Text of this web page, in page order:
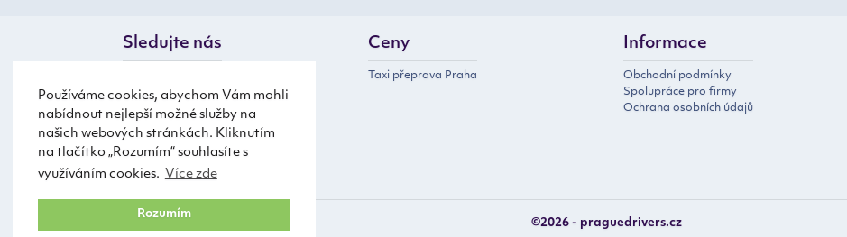
Používáme cookies, abychom Vám mohli
nabídnout nejlepší možné služby na
našich webových stránkách. Kliknutím
na tlačítko „Rozumím“ souhlasíte s
využíváním cookies. Více zde
Rozumím
Sledujte nás Ceny
Taxi přeprava Praha
Informace
Obchodní podmínky
Spolupráce pro firmy
Ochrana osobních údajů
©2026 - praguedrivers.cz